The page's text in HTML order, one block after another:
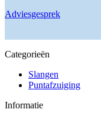
Adviesgesprek
Categorieën
Slangen
Puntafzuiging
Informatie